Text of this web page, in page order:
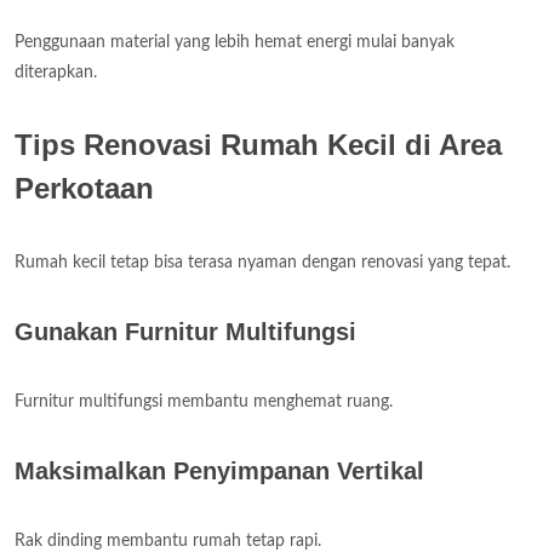
Penggunaan material yang lebih hemat energi mulai banyak
diterapkan.
Tips Renovasi Rumah Kecil di Area
Perkotaan
Rumah kecil tetap bisa terasa nyaman dengan renovasi yang tepat.
Gunakan Furnitur Multifungsi
Furnitur multifungsi membantu menghemat ruang.
Maksimalkan Penyimpanan Vertikal
Rak dinding membantu rumah tetap rapi.